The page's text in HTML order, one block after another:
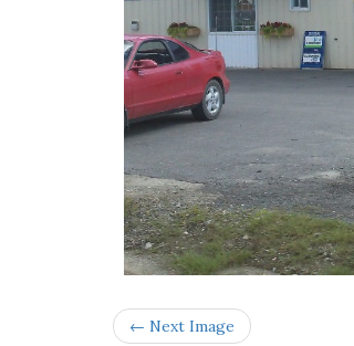
← Next Image